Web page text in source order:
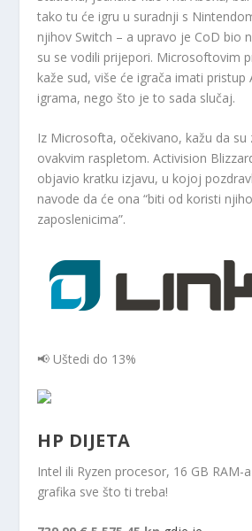
tako tu će igru ​​u suradnji s
njihov Switch – a upravo je CoD bio
su se vodili prijepori. Microsoftovim
kaže sud, više će igrača imati pristup
igrama, nego što je to sada slučaj.
Iz Microsofta, očekivano, kažu da su
ovakvim raspletom. Activision
objavio kratku izjavu, u kojoj
navode da će ona “biti od koristi
zaposlenicima”.
📢 Uštedi do 13%
HP DIJETA
Intel ili Ryzen procesor, 16 GB RAM-
grafika sve što ti treba!